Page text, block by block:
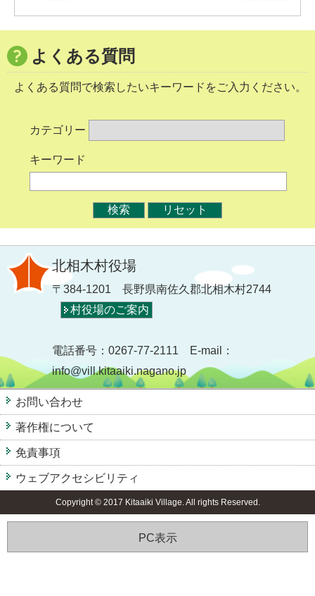
よくある質問
よくある質問で検索したいキーワードをご入力ください。
カテゴリー
キーワード
北相木村役場
〒384-1201 長野県南佐久郡北相木村2744
村役場のご案内
電話番号：0267-77-2111 E-mail：
info@vill.kitaaiki.nagano.jp
お問い合わせ
著作権について
免責事項
ウェブアクセシビリティ
Copyright © 2017 Kitaaiki Village. All rights Reserved.
PC表示